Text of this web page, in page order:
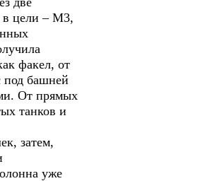
в цели – М3,
факел, от
под башней
От прямых
танков и
затем,
уже